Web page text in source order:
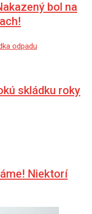
bol na
skládku roky
Niektorí